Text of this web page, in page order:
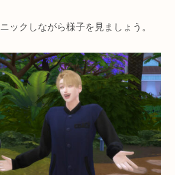
ックしながら様子を見ましょう。